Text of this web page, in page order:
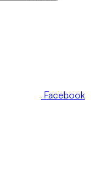
Facebook